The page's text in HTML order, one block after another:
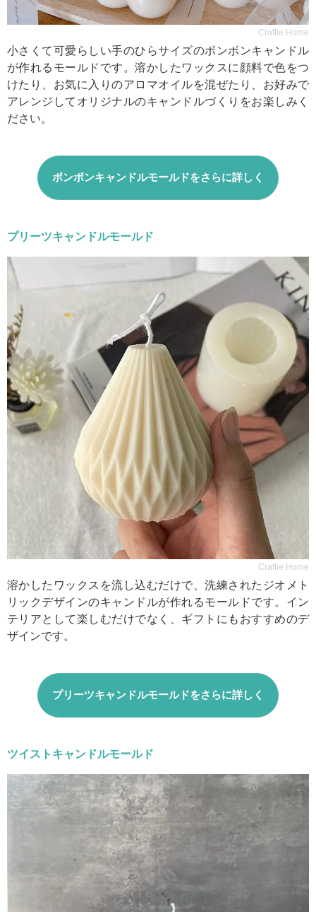
Craftie Home
小さくて可愛らしい手のひらサイズのボンボンキャンドル
が作れるモールドです。溶かしたワックスに顔料で色をつ
けたり、お気に入りのアロマオイルを混ぜたり、お好みで
アレンジしてオリジナルのキャンドルづくりをお楽しみく
ださい。
ボンボンキャンドルモールドをさらに詳しく
プリーツキャンドルモールド
Craftie Home
溶かしたワックスを流し込むだけで、洗練されたジオメト
リックデザインのキャンドルが作れるモールドです。イン
テリアとして楽しむだけでなく、ギフトにもおすすめのデ
ザインです。
プリーツキャンドルモールドをさらに詳しく
ツイストキャンドルモールド